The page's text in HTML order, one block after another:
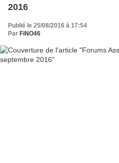
2016
Publié le 25/08/2016 à 17:54
Par FiNO46